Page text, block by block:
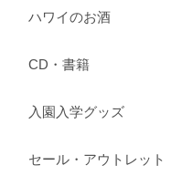
ハワイのお酒
CD・書籍
入園入学グッズ
セール・アウトレット